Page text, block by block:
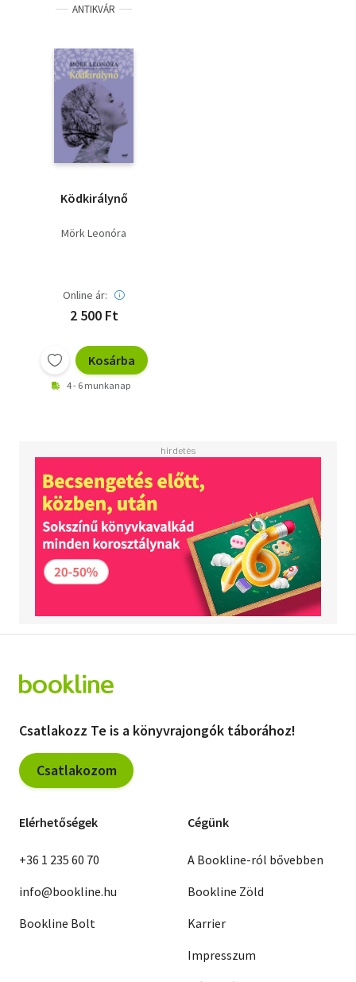
ANTIKVÁR
Ködkirálynő
Mörk Leonóra
Online ár:
2 500 Ft
Kosárba
4 - 6 munkanap
Csatlakozz Te is a könyvrajongók táborához!
Csatlakozom
Elérhetőségek
+36 1 235 60 70
info@bookline.hu
Bookline Bolt
Cégünk
A Bookline-ról bővebben
Bookline Zöld
Karrier
Impresszum